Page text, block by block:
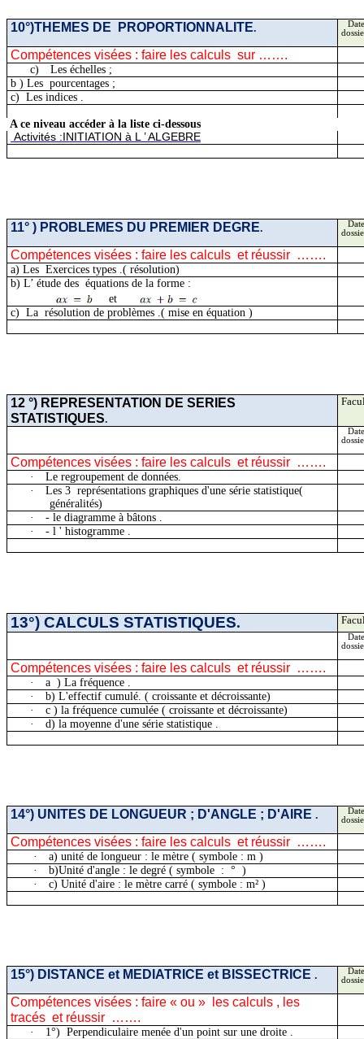
10°)THEMES DE PROPORTIONNALITE.
Compétences visées : faire les calculs sur …….
c)
Les échelles ;
b ) Les pourcentages ;
c) Les indices .
A ce niveau accéder à la liste ci-dessous
Activités :INITIATION à L ’ ALGEBRE
11° ) PROBLEMES DU PREMIER DEGRE.
Compétences visées : faire les calculs etréussir …….
a) Les Exercices types .( résolution)
b) L’ étude des équations de la forme :
et
c) La résolution de problèmes .( mise en équation )
12 °) REPRESENTATION DE SERIES
STATISTIQUES.
Compétences visées : faire les calculs etréussir …….
·
Le regroupement de données.
·
Les 3 représentations graphiques d'une série statistique(
généralités)
·
- le diagramme à bâtons .
·
- l ' histogramme .
13°) CALCULS STATISTIQUES.
Compétences visées : faire les calculs etréussir …….
· a ) La fréquence .
·
b) L'effectif cumulé. ( croissante et décroissante)
·
c ) la fréquence cumulée ( croissante et décroissante)
·
d) la moyenne d'une série statistique .
14°) UNITES DE LONGUEUR ; D'ANGLE ; D'AIRE .
Compétences visées : faire les calculs etréussir …….
· a) unité de longueur : le mètre( symbole : m )
·
b)Unité d'angle : le degré ( symbole : °
)
·
c) Unité d'aire : le mètre carré( symbole : m² )
15°) DISTANCE et MEDIATRICE et BISSECTRICE .
Compétences visées : faire « ou » les calculs , les
tracés et réussir …….
· 1°) Perpendiculaire menée d'un point sur une droite .